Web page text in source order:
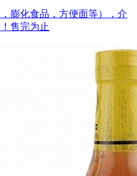
膨化食品，方便面等），介
售完为止